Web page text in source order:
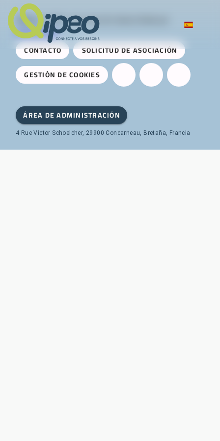
Qipeo © 2025 -Una solución desarrollada por
AireServices
CONTACTO
SOLICITUD DE ASOCIACIÓN
GESTIÓN DE COOKIES
ÁREA DE ADMINISTRACIÓN
4 Rue Victor Schoelcher, 29900 Concarneau, Bretaña, Francia